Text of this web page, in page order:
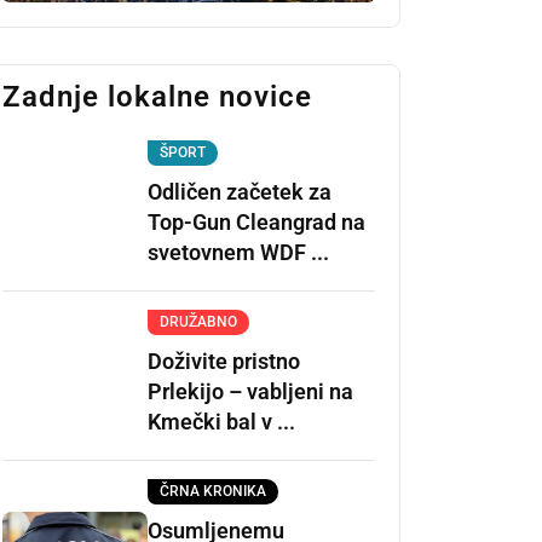
Zadnje lokalne novice
ŠPORT
Odličen začetek za
Top-Gun Cleangrad na
svetovnem WDF ...
DRUŽABNO
Doživite pristno
Prlekijo – vabljeni na
Kmečki bal v ...
ČRNA KRONIKA
Osumljenemu